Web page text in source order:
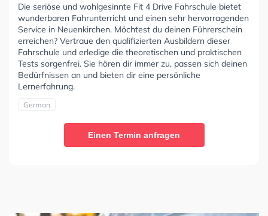
Die seriöse und wohlgesinnte Fit 4 Drive Fahrschule bietet
wunderbaren Fahrunterricht und einen sehr hervorragenden
Service in Neuenkirchen. Möchtest du deinen Führerschein
erreichen? Vertraue den qualifizierten Ausbildern dieser
Fahrschule und erledige die theoretischen und praktischen
Tests sorgenfrei. Sie hören dir immer zu, passen sich deinen
Bedürfnissen an und bieten dir eine persönliche
Lernerfahrung.
German
Einen Termin anfragen